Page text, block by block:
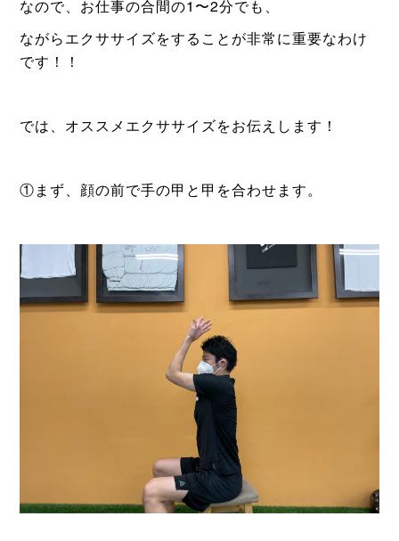
なので、お仕事の合間の1〜2分でも、
ながら エクササイズをすることが非常に重要なわけ
です！！
では、オススメエクササイズをお伝えします！
①まず、顔の前で手の甲と甲を合わせます。